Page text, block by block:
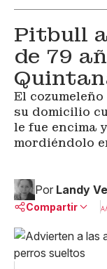
Pitbull
de 79
El
su domicilio
le fue encima
mordiéndolo
Por Landy
Compartir
Linkedin